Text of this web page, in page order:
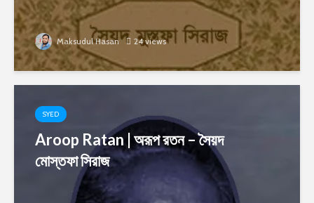
Maksudul Hasan 24 views
SYED
Aroop Ratan | অরূপ রতন – সৈয়দ
মোস্তফা সিরাজ